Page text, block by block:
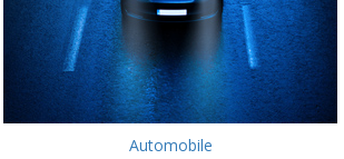
Automobile